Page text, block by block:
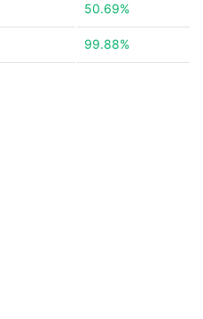
50.69%
99.88%